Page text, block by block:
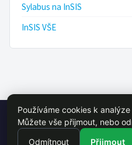
Sylabus na InSIS
InSIS VŠE
© 2026 VŠE Wiki - studentský
Používáme cookies k
Můžete vše přijmout, nebo
Odmítnout
Přijmout